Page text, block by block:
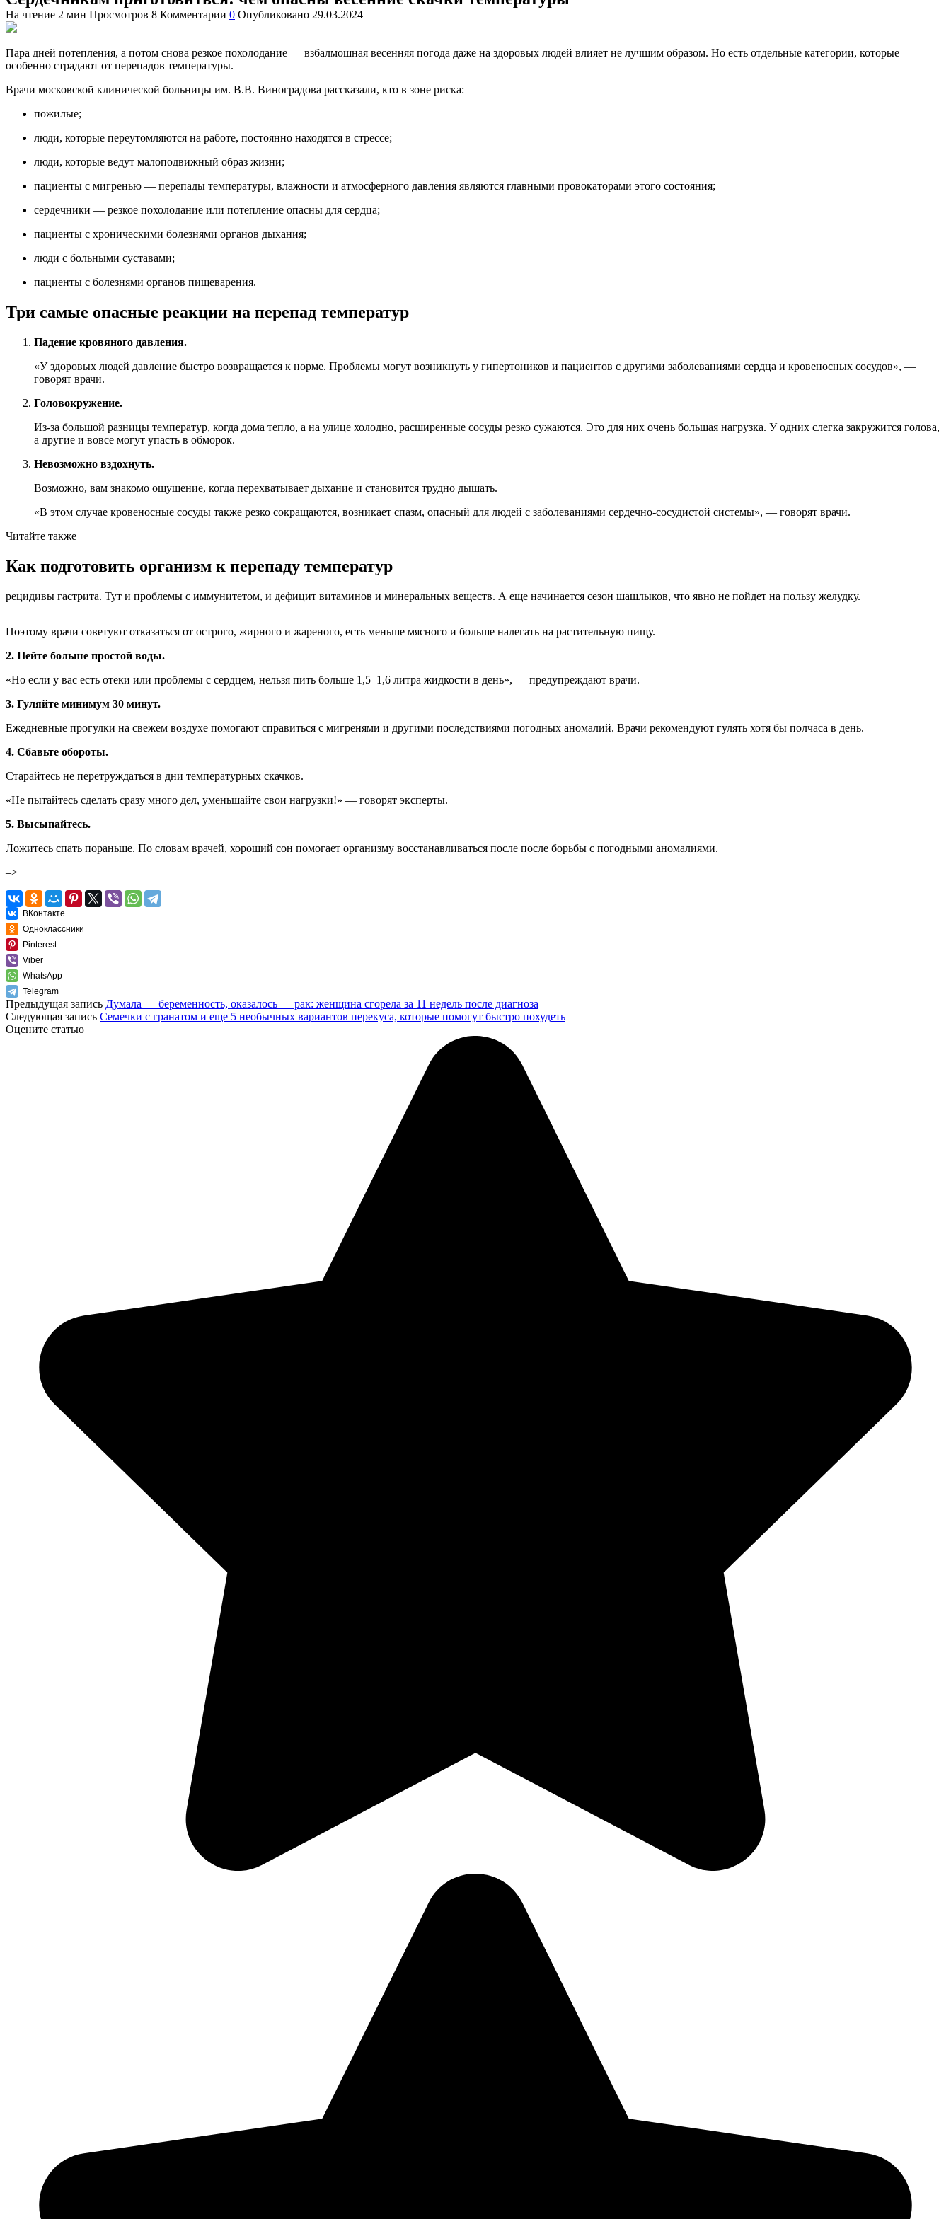
На чтение 2 мин Просмотров 8 Комментарии 0 Опубликовано 29.03.2024
Пара дней потепления, а потом снова резкое похолодание — взбалмошная весенняя погода даже на здоровых людей влияет не лучшим образом. Но есть отдельные категории, которые
особенно страдают от перепадов температуры.
Врачи московской клинической больницы им. В.В. Виноградова рассказали, кто в зоне риска:
пожилые;
люди, которые переутомляются на работе, постоянно находятся в стрессе;
люди, которые ведут малоподвижный образ жизни;
пациенты с мигренью — перепады температуры, влажности и атмосферного давления являются главными провокаторами этого состояния;
сердечники — резкое похолодание или потепление опасны для сердца;
пациенты с хроническими болезнями органов дыхания;
люди с больными суставами;
пациенты с болезнями органов пищеварения.
Три самые опасные реакции на перепад температур
Падение кровяного давления.
«У здоровых людей давление быстро возвращается к норме. Проблемы могут возникнуть у гипертоников и пациентов с другими заболеваниями сердца и кровеносных сосудов», —
говорят врачи.
Головокружение.
Из-за большой разницы температур, когда дома тепло, а на улице холодно, расширенные сосуды резко сужаются. Это для них очень большая нагрузка. У одних слегка закружится голова,
а другие и вовсе могут упасть в обморок.
Невозможно вздохнуть.
Возможно, вам знакомо ощущение, когда перехватывает дыхание и становится трудно дышать.
«В этом случае кровеносные сосуды также резко сокращаются, возникает спазм, опасный для людей с заболеваниями сердечно-сосудистой системы», — говорят врачи.
Читайте также
Как подготовить организм к перепаду температур
рецидивы гастрита. Тут и проблемы с иммунитетом, и дефицит витаминов и минеральных веществ. А еще начинается сезон шашлыков, что явно не пойдет на пользу желудку.
Поэтому врачи советуют отказаться от острого, жирного и жареного, есть меньше мясного и больше налегать на растительную пищу.
2. Пейте больше простой воды.
«Но если у вас есть отеки или проблемы с сердцем, нельзя пить больше 1,5–1,6 литра жидкости в день», — предупреждают врачи.
3. Гуляйте минимум 30 минут.
Ежедневные прогулки на свежем воздухе помогают справиться с мигренями и другими последствиями погодных аномалий. Врачи рекомендуют гулять хотя бы полчаса в день.
4. Сбавьте обороты.
Старайтесь не перетруждаться в дни температурных скачков.
«Не пытайтесь сделать сразу много дел, уменьшайте свои нагрузки!» — говорят эксперты.
5. Высыпайтесь.
Ложитесь спать пораньше. По словам врачей, хороший сон помогает организму восстанавливаться после после борьбы с погодными аномалиями.
–>
ВКонтакте
Одноклассники
Pinterest
Viber
WhatsApp
Telegram
Предыдущая запись Думала — беременность, оказалось — рак: женщина сгорела за 11 недель после диагноза
Следующая запись Семечки с гранатом и еще 5 необычных вариантов перекуса, которые помогут быстро похудеть
Оцените статью